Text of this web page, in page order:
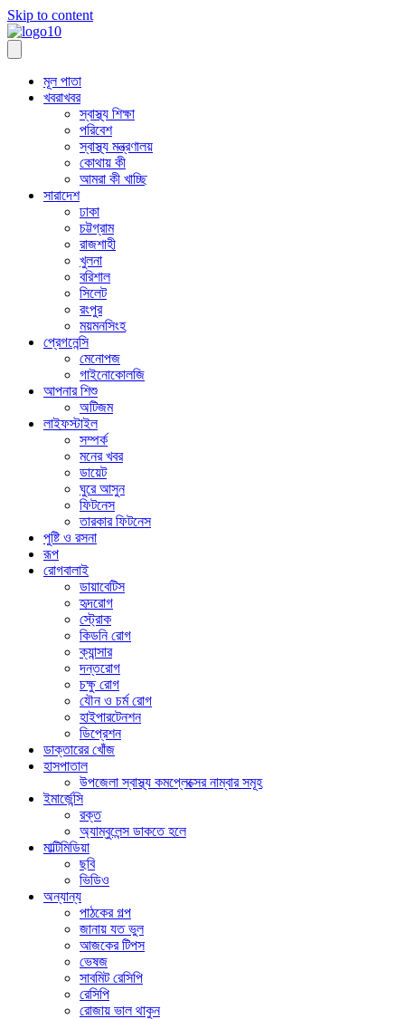
Skip to content
মূল পাতা
খবরাখবর
স্বাস্থ্য শিক্ষা
পরিবেশ
স্বাস্থ্য মন্ত্রণালয়
কোথায় কী
আমরা কী খাচ্ছি
সারাদেশ
ঢাকা
চট্টগ্রাম
রাজশাহী
খুলনা
বরিশাল
সিলেট
রংপুর
ময়মনসিংহ
প্রেগনেন্সি
মেনোপজ
গাইনোকোলজি
আপনার শিশু
অটিজম
লাইফস্টাইল
সম্পর্ক
মনের খবর
ডায়েট
ঘুরে আসুন
ফিটনেস
তারকার ফিটনেস
পুষ্টি ও রসনা
রূপ
রোগবালাই
ডায়াবেটিস
হৃদরোগ
স্ট্রোক
কিডনি রোগ
ক্যান্সার
দন্তরোগ
চক্ষু রোগ
যৌন ও চর্ম রোগ
হাইপারটেনশন
ডিপ্রেশন
ডাক্তারের খোঁজ
হাসপাতাল
উপজেলা স্বাস্থ্য কমপ্লেক্সের নাম্বার সমূহ
ইমার্জেন্সি
রক্ত
অ্যাম্বুলেন্স ডাকতে হলে
মাল্টিমিডিয়া
ছবি
ভিডিও
অন্যান্য
পাঠকের গল্প
জানায় যত ভুল
আজকের টিপস
ভেষজ
সাবমিট রেসিপি
রেসিপি
রোজায় ভাল থাকুন